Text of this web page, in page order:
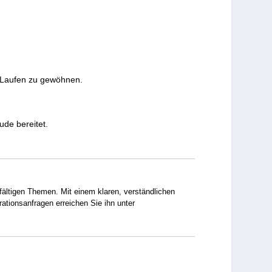
zu gewöhnen.
bereitet.
Themen. Mit einem klaren, verständlichen
erreichen Sie ihn unter